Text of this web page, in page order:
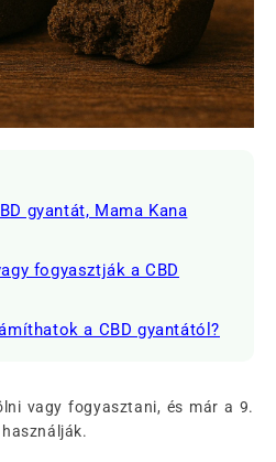
gyantát, Mama Kana
fogyasztják a CBD
a CBD gyantától?
vagy fogyasztani, és már a 9.